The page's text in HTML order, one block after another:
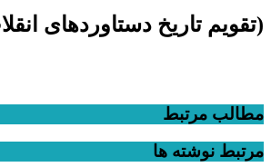
(تقویم تاریخ دستاوردهای
مطالب مرتبط
مرتبط نوشته ها